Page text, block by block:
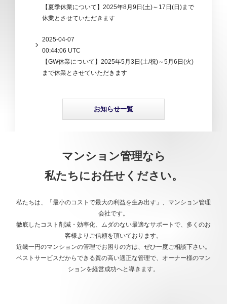
【夏季休業について】2025年8月9日(土)～17日(日)まで
休業とさせていただきます
2025-04-07
00:44:06 UTC
【GW休業について】2025年5月3日(土/祝)～5月6日(火)
まで休業とさせていただきます
お知らせ一覧
マンション管理なら
私たちにお任せください。
私たちは、「最小のコストで最大の利益を生み出す」、マンション管理
会社です。
徹底したコスト削減・効率化、ムダのない最適なサポートで、多くのお
客様よりご信頼を頂いております。
近畿一円のマンションの管理でお困りの方は、ぜひ一度ご相談下さい。
ベストサービスだからできる質の高い適正な管理で、オーナー様のマン
ションを経営成功へと導きます。